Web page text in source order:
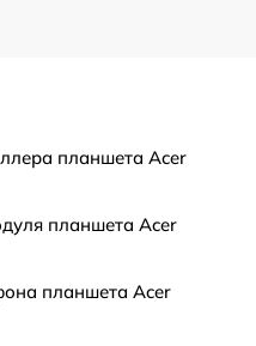
планшета Acer
планшета Acer
планшета Acer